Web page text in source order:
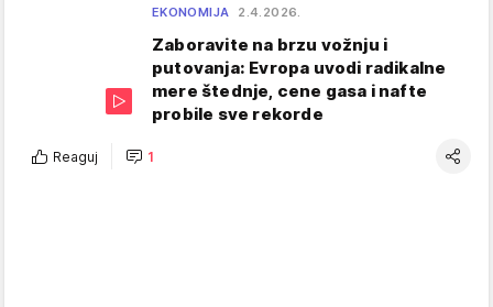
EKONOMIJA 2.4.2026.
Zaboravite na brzu vožnju i
putovanja: Evropa uvodi radikalne
mere štednje, cene gasa i nafte
probile sve rekorde
Reaguj 1